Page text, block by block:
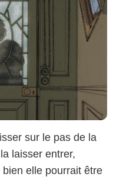
sur le pas de la
laisser entrer,
elle pourrait être